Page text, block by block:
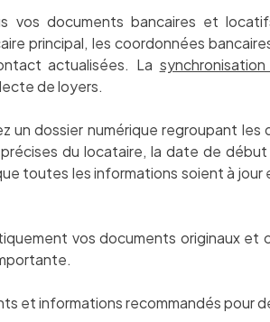
vos documents bancaires et
principal, les coordonnées
actualisées. La
de loyers.
un dossier numérique regroupant
du locataire, la date de
toutes les informations soient à
vos documents originaux et
et informations recommandés pour